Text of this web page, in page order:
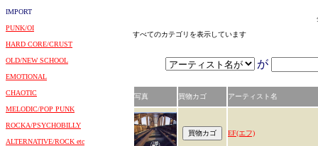
IMPORT
PUNK/OI
HARD CORE/CRUST
OLD/NEW SCHOOL
EMOTIONAL
CHAOTIC
MELODIC/POP PUNK
ROCKA/PSYCHOBILLY
ALTERNATIVE/ROCK etc
すべてのカテゴリを表示しています
が
写真 買物カゴ アーティスト名
EF(エフ)